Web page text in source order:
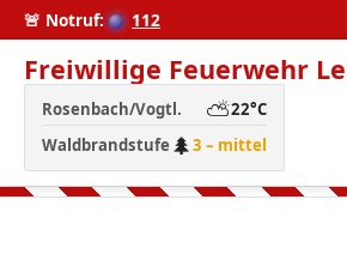
🚨 Notruf: 112
Freiwillige Feuerwehr
Rosenbach/Vogtl. ⛅22°C
Waldbrandstufe🌲3 – mittel